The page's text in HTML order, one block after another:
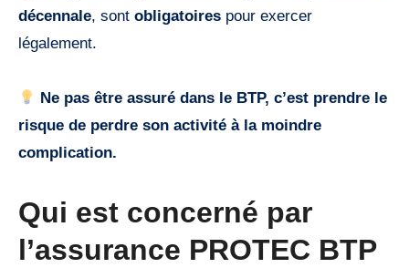
décennale, sont obligatoires pour exercer
légalement.
Ne pas être assuré dans le BTP, c’est prendre le
risque de perdre son activité à la moindre
complication.
Qui est concerné par
l’assurance PROTEC BTP